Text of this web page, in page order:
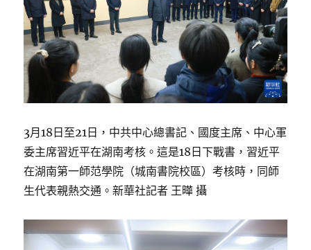
3月18日至21日，中共中心總書記、國度主席、中心軍
委主席習近平在湖南考核。這是18日下戰書，習近平
在湖南第一師范學院（城南書院校區）考核時，同師
生代表親熱交通。新華社記者 王曄 攝